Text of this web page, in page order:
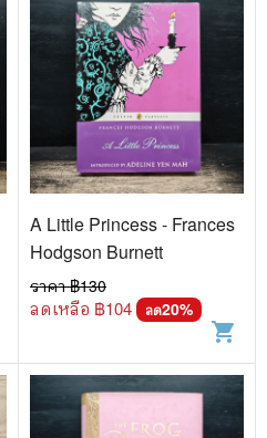
A Little Princess - Frances
Hodgson Burnett
ราคา ฿130
ลดเหลือ ฿104 ลด20%
shopping_cart